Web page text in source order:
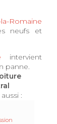
Romaine
neufs et
intervient
panne.
: